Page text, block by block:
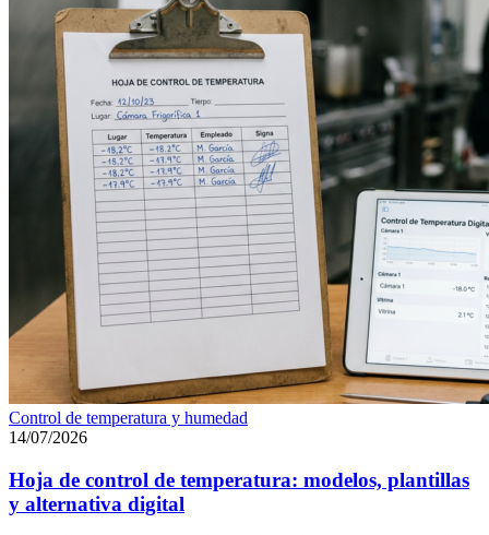
Hoja
de
de
temperatura:
modelos,
Control de temperatura y humedad
14/07/2026
Hoja de control de temperatura: modelos, plantillas
y alternativa digital